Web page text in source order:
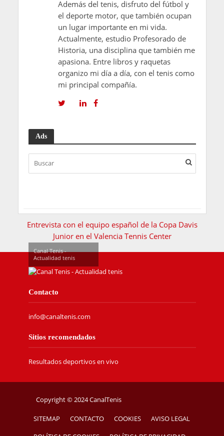
Además del tenis, disfruto del fútbol y
el deporte motor, que también ocupan
un lugar importante en mi vida.
Actualmente, estudio Profesorado de
Historia, una disciplina que también me
apasiona. Entre libros y raquetas
organizo mi día a día, con el tenis como
mi principal compañía.
Ads
Entrevista con el equipo español de la Copa Davis
Junior en el Valencia Tennis Center
Canal Tenis -
Actualidad tenis
Contacto
info@canaltenis.com
Sitios recomendados
Resultados deportivos en vivo
Copyright © 2024 CanalTenis
SITEMAP CONTACTO COOKIES AVISO LEGAL